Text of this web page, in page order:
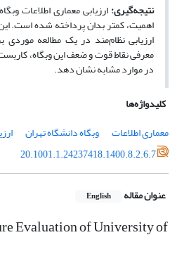
نتیجه‌گیری:ارزیابی معماری اطلاعات
اهمیت، کمتر بدان پرداخته شده است.
ارزیابی نظام‌مند در یک مطالعه
معرفی نقاط قوت و ضعف این وبگاه،
در موارد مشابه نشان دهد.
کلیدواژه‌ها
معماری اطلاعات
وبگاه دانشگاه تهران
20.1001.1.24237418.1400.8.2.6.7
عنوان مقاله English
Evaluation of University of